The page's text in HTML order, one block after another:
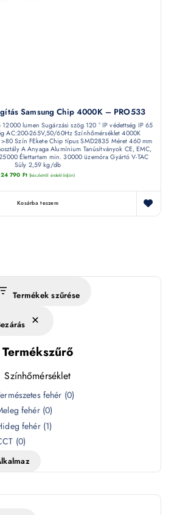
Samsung Chip 4000K – PRO533
12000 lumen Sugárzási szög 120 ° IP védettség IP 65
AC:200-265V,50/60Hz Színhőmérséklet 4000K
>80 Szín FEkete Chip típus SMD2835 Méret 460 mm
A Anyaga Alumínium Tanúsítványok CE, EMC,
Élettartam min. 30000 üzemóra Gyártó V-TAC
Súly 2,59 kg/db
24 790 Ft (készletről érdeklődjön)
Kosárba teszem
Termékek szűrése
Termékszűrő
Színhőmérséklet
fehér (0)
fehér (0)
fehér (1)
(0)